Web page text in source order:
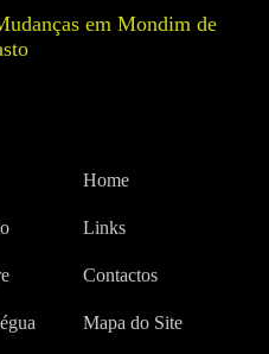
em Mondim de
Home
Links
Contactos
Mapa do Site